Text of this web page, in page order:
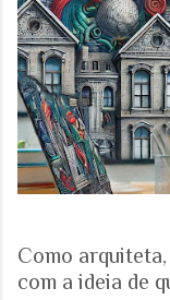
Como
com a ideia de